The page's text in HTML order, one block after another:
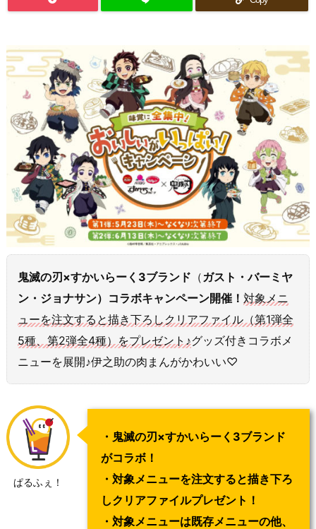
鬼滅の刃×すかいらーく3ブランド （ガスト・バーミヤ
ン・ジョナサン）コラボキャンペーン開催！ 対象メニ
ューを注文すると描き下ろしクリアファイル（第1弾全
5種、第2弾全4種）をプレゼント♪グッズ付きコラボメ
ニューを展開♪伊之助の肉まんがかわいい♡
ぱるふぇ！
・鬼滅の刃×すかいらーく3ブランド
がコラボ！
・対象メニューを注文すると描き下ろ
しクリアファイルプレゼント！
・対象メニューは既存メニューの他、